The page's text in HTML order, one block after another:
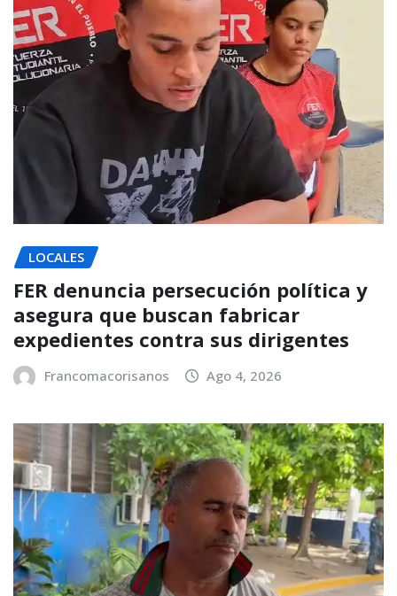
LOCALES
FER denuncia persecución política y
asegura que buscan fabricar
expedientes contra sus dirigentes
Francomacorisanos Ago 4, 2026